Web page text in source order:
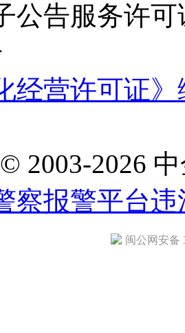
告服务许可
经营许可证
2003-2026
察报警平台违
闽公网安备